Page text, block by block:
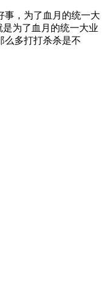
事，为了血月的统一大
为了血月的统一大业
么多打打杀杀是不